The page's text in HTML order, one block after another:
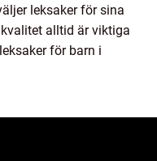
leksaker för sina
alltid är viktiga
för barn i